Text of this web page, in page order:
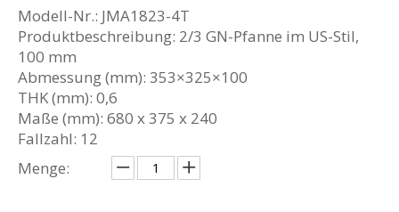
Modell-Nr.: JMA1823-4T
Produktbeschreibung: 2/3 GN-Pfanne im US-Stil,
100 mm
Abmessung (mm): 353×325×100
THK (mm): 0,6
Maße (mm): 680 x 375 x 240
Fallzahl: 12
Menge: